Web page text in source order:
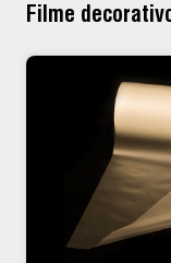
Filme